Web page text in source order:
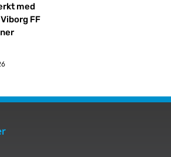
med
FF